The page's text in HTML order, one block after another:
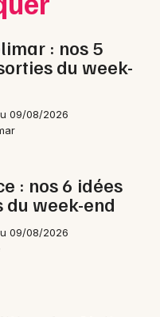
: nos 5
du week-
09/08/2026
: nos 6 idées
du week-end
09/08/2026